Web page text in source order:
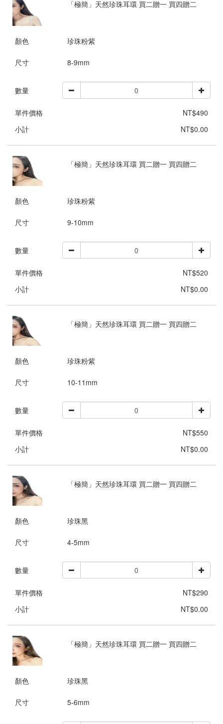
「極簡」天然珍珠耳環 買二贈一 買四贈二
顏色 珍珠粉紫
尺寸 8-9mm
數量
單件價格
NT$490
小計
NT$0.00
「極簡」天然珍珠耳環 買二贈一 買四贈二
顏色 珍珠粉紫
尺寸 9-10mm
數量
單件價格
NT$520
小計
NT$0.00
「極簡」天然珍珠耳環 買二贈一 買四贈二
顏色 珍珠粉紫
尺寸 10-11mm
數量
單件價格
NT$550
小計
NT$0.00
「極簡」天然珍珠耳環 買二贈一 買四贈二
顏色 珍珠黑
尺寸 4-5mm
數量
單件價格
NT$290
小計
NT$0.00
「極簡」天然珍珠耳環 買二贈一 買四贈二
顏色 珍珠黑
尺寸 5-6mm